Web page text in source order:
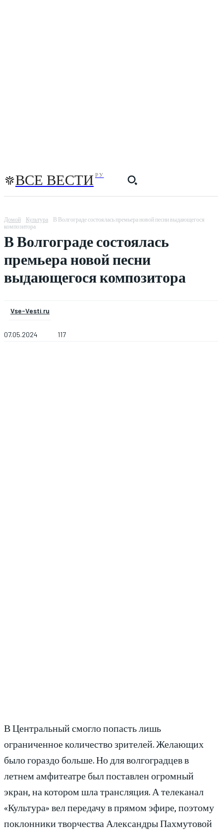
ВСЕ ВЕСТИ РУ
Домой Культура
В Волгограде состоялась премьера новой песни выдающегося
композитора
В Волгограде состоялась
премьера новой песни
выдающегося композитора
Vse-Vesti.ru
07.05.2024 117
В Центральный смогло попасть лишь
ограниченное количество зрителей. Желающих
было гораздо больше. Но для волгоградцев в
летнем амфитеатре был поставлен огромный
экран, на котором шла трансляция. А телеканал
«Культура» вел передачу в прямом эфире, поэтому
поклонники творчества Александры Пахмутовой